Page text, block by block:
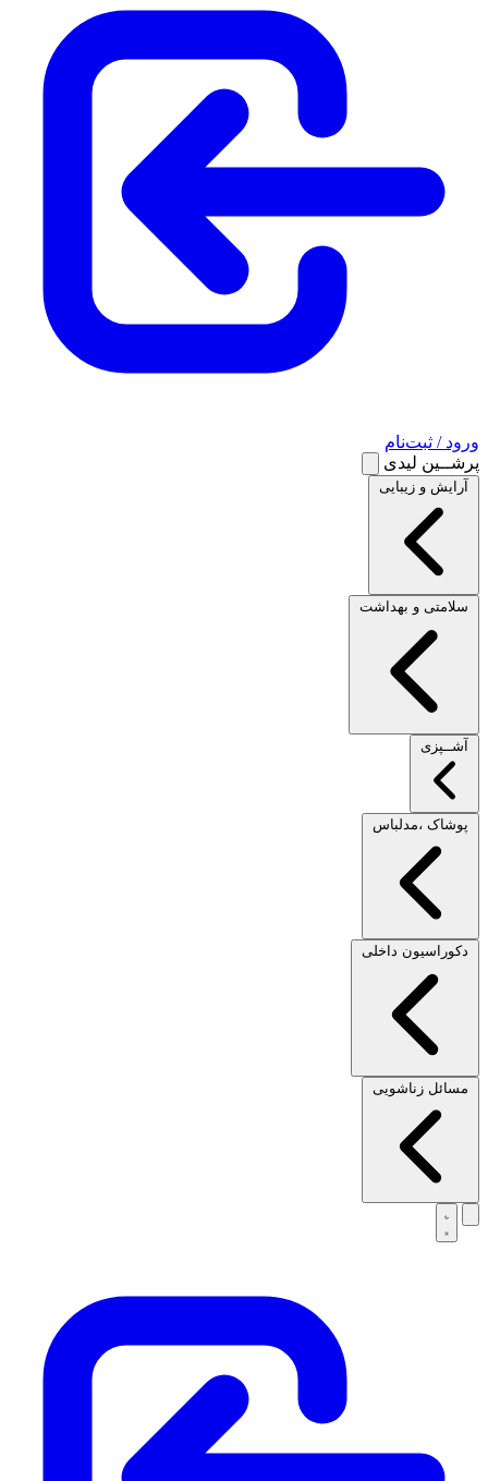
ورود / ثبت‌نام
پرشــین لیدی
آرایش و زیبایی
سلامتی و بهداشت
آشــپزی
پوشاک ،مدلباس
دکوراسیون داخلی
مسائل زناشویی